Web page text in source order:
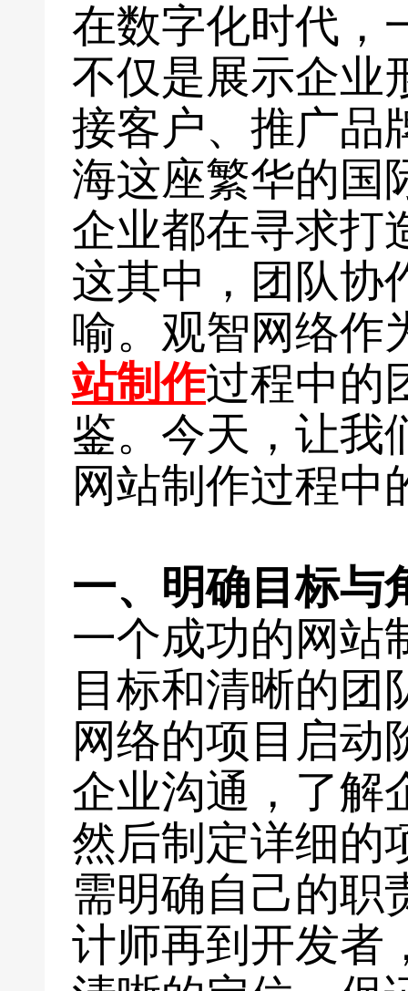
在数字化时代，
不仅是展示企业
接客户、推广品
海这座繁华的国
企业都在寻求打
这其中，团队协
喻。观智网络作
站制作过程中的
鉴。今天，让我
网站制作过程中
一、明确目标与
一个成功的网站
目标和清晰的团
网络的项目启动
企业沟通，了解
然后制定详细的
需明确自己的职
计师再到开发者